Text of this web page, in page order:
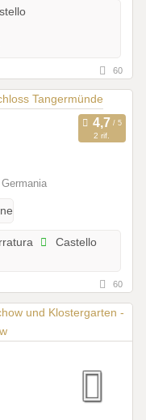
60
2 rif.
Castello
60